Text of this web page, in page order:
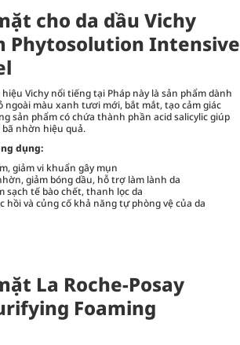
cho da dầu Vichy
Phytosolution Intensive
Vichy nổi tiếng tại Pháp này là sản phẩm dành
ngoài màu xanh tươi mới, bắt mắt, tạo cảm giác
sản phẩm có chứa thành phần acid salicylic giúp
nhờn hiệu quả.
dụng:
giảm vi khuẩn gây mụn
giảm bóng dầu, hỗ trợ làm lành da
sạch tế bào chết, thanh lọc da
hồi và củng cố khả năng tự phòng vệ của da
La Roche-Posay
Foaming